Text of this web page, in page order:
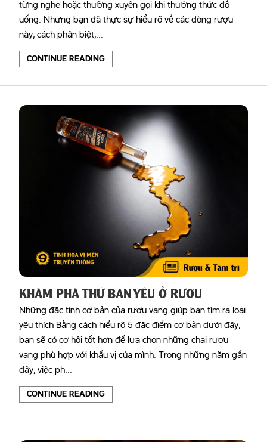
từng nghe hoặc thường xuyên gọi khi thưởng thức đồ
uống. Nhưng bạn đã thực sự hiểu rõ về các dòng rượu
này, cách phân biệt,...
CONTINUE READING
KHÁM PHÁ THỨ BẠN YÊU Ở RƯỢU
Những đặc tính cơ bản của rượu vang giúp bạn tìm ra loại
yêu thích Bằng cách hiểu rõ 5 đặc điểm cơ bản dưới đây,
bạn sẽ có cơ hội tốt hơn để lựa chọn những chai rượu
vang phù hợp với khẩu vị của mình. Trong những năm gần
đây, việc ph...
CONTINUE READING